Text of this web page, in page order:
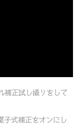
補正試し撮りをして
子式補正をオンにし